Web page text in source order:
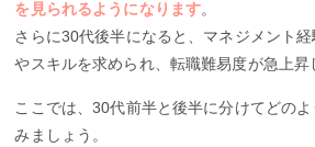
を見られるようになります。
さらに30代後半になると、マネジメント
やスキルを求められ、転職難易度が急上昇
ここでは、30代前半と後半に分けてどの
みましょう。